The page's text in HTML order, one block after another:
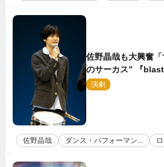
佐野晶哉も大興奮
のサーカス” 『
が開幕！
演劇
佐野晶哉 ダンス・パフォーマン...